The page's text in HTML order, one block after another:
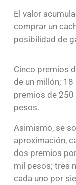
El valor
comprar un
posibilidad de
Cinco premios
de un millón;
premios de 250
pesos.
Asimismo, se
aproximación,
dos premios
mil pesos; tres
cada uno por